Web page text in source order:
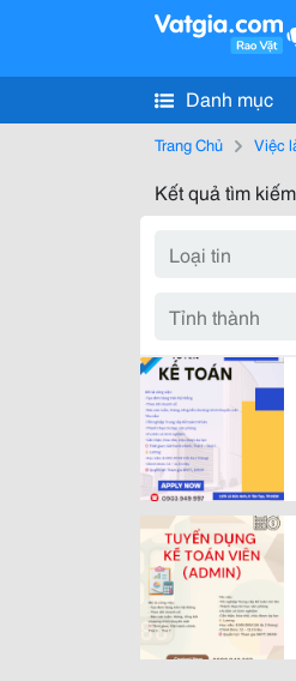
Danh mục
Trang Chủ Việc
Kết quả tìm kiếm